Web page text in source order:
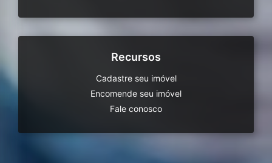
Recursos
Cadastre seu imóvel
Encomende seu imóvel
Fale conosco